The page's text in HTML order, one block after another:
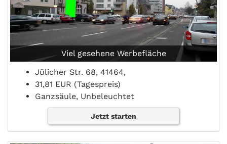
Viel gesehene Werbefläche
Jülicher Str. 68, 41464,
31,81 EUR (Tagespreis)
Ganzsäule, Unbeleuchtet
Jetzt starten